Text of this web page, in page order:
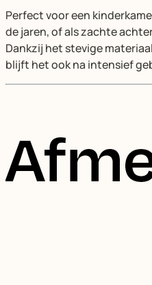
Perfect voor een
de jaren, of als zachte
Dankzij het stevige
blijft het ook na intensief